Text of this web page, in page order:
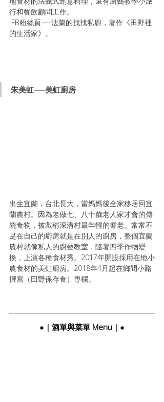
行和餐飲顧問工作。
的生活家》。
朱美虹──美虹廚房
出生宜蘭，台北長大，當媽媽後全家移居回宜
蘭農村。因為老做七、八十歲老人家才會的傳
統食物，被戲稱深溝村最年輕的耆老。常常不
是在自己的廚房就是在別人的廚房，整個宜蘭
農村就像私人的廚藝教室，隨著四季作物變
換，上演各種食材秀。2017年開設採用在地小
農食材的美虹廚房。2018年4月起在鄉間小路
撰寫（田野保存食）專欄。
●｜酒單與菜單 Menu｜●